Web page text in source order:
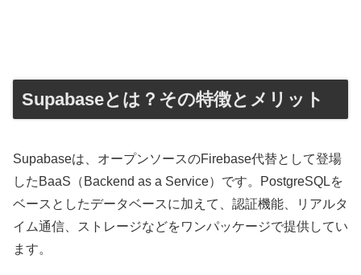
Supabaseとは？その特徴とメリット
Supabaseは、オープンソースのFirebase代替として登場
したBaaS（Backend as a Service）です。PostgreSQLを
ベースとしたデータベースに加えて、認証機能、リアルタ
イム通信、ストレージなどをワンパッケージで提供してい
ます。